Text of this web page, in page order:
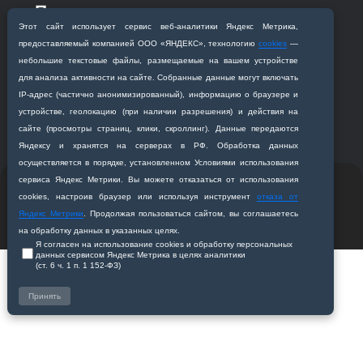
Этот сайт использует сервис веб‑аналитики Яндекс Метрика,
предоставляемый компанией ООО «ЯНДЕКС», технологиюcookies —
небольшие текстовые файлы, размещаемые на вашем устройстве
для анализа активности на сайте. Собранные данные могут включать
IP‑адрес (частично анонимизированный), информацию о браузере и
устройстве, геолокацию (при наличии разрешения) и действия на
сайте (просмотры страниц, клики, скроллинг). Данные передаются
Яндексу и хранятся на серверах в РФ. Обработка данных
осуществляется в порядке, установленном Условиями использования
сервиса Яндекс Метрики. Вы можете отказаться от использования
cookies, настроив браузер или используя инструментотказа от
Яндекс Метрики . Продолжая пользоваться сайтом, вы соглашаетесь
на обработку данных в указанных целях.
Я согласен на использование cookies и обработку персональных
данных сервисом Яндекс Метрика в целях аналитики
(ст. 6 ч. 1 п. 1 152‑ФЗ)
Принять
Приемная комиссия
Благовещенск, ул. Горького, 95
+7 (4162) 319‒016
abitur@amursma.su
Сведения об образовательной
организации
медицинская академия
Разработано студией